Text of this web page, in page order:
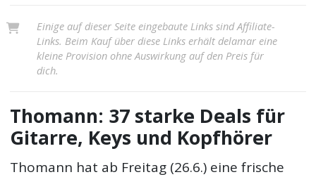
Einige auf dieser Seite eingebaute Links sind Affiliate-
Links. Beim Kauf über diese Links erhält delamar eine
kleine Provision ohne Auswirkung auf den Preis für
dich.
Thomann: 37 starke Deals für
Gitarre, Keys und Kopfhörer
Thomann hat ab Freitag (26.6.) eine frische